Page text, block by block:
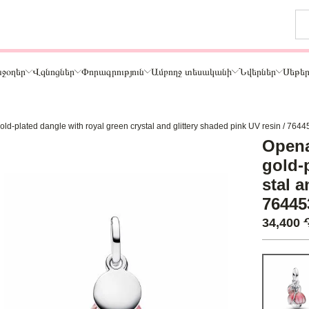
Վզնոցներ Փորագրություն Ամբողջ տեսականի Նվերներ
Ճանապարհորդություն և Հոբբի
Սեթեր
plated dangle with royal green crystal and glittery shaded pink UV resin /
gold-
stal
34,400